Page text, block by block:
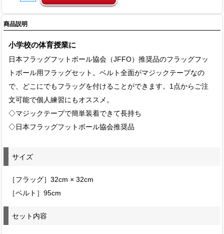
商品説明
小学校の体育授業に
日本フラッグフットボール協会（JFFO）推奨品のフラッグフッ
トボール用フラッグセット。ベルト全面がマジックテープなの
で、どこにでもフラッグを付けることができます。1点からご注
文可能で個人練習にもオススメ。
◇マジックテープで簡単装着できて長持ち
◇日本フラッグフットボール協会推奨品
サイズ
［フラッグ］32cm × 32cm
［ベルト］95cm
セット内容